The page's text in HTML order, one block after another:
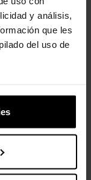
y análisis,
que les
del uso de
y dorada